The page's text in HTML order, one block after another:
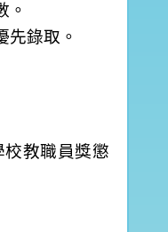
。
先錄取。
教職員獎懲